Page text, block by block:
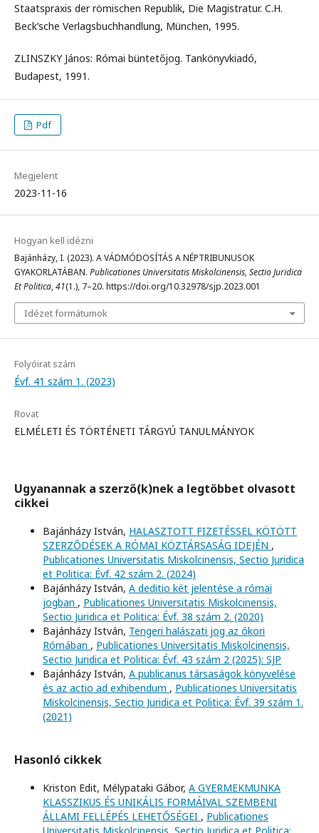
Staatspraxis der römischen Republik, Die Magistratur. C.H.
Beck’sche Verlagsbuchhandlung, München, 1995.
ZLINSZKY János: Római büntetőjog. Tankönyvkiadó,
Budapest, 1991.
Pdf
Megjelent
2023-11-16
Hogyan kell idézni
Bajánházy, I. (2023). A VÁDMÓDOSÍTÁS A NÉPTRIBUNUSOK
GYAKORLATÁBAN. Publicationes Universitatis Miskolcinensis, Sectio Juridica
Et Politica,41(1.), 7–20. https://doi.org/10.32978/sjp.2023.001
Idézet formátumok
Folyóirat szám
Évf. 41 szám 1. (2023)
Rovat
ELMÉLETI ÉS TÖRTÉNETI TÁRGYÚ TANULMÁNYOK
Ugyanannak a szerző(k)nek a legtöbbet olvasott
cikkei
Bajánházy István, HALASZTOTT FIZETÉSSEL KÖTÖTT
SZERZŐDÉSEK A RÓMAI KÖZTÁRSASÁG IDEJÉN ,
Publicationes Universitatis Miskolcinensis, Sectio Juridica
et Politica: Évf. 42 szám 2. (2024)
Bajánházy István, A deditio két jelentése a római
jogban , Publicationes Universitatis Miskolcinensis,
Sectio Juridica et Politica: Évf. 38 szám 2. (2020)
Bajánházy István, Tengeri halászati jog az ókori
Rómában , Publicationes Universitatis Miskolcinensis,
Sectio Juridica et Politica: Évf. 43 szám 2 (2025): SJP
Bajánházy István, A publicanus társaságok könyvelése
és az actio ad exhibendum , Publicationes Universitatis
Miskolcinensis, Sectio Juridica et Politica: Évf. 39 szám 1.
(2021)
Hasonló cikkek
Kriston Edit, Mélypataki Gábor, A GYERMEKMUNKA
KLASSZIKUS ÉS UNIKÁLIS FORMÁIVAL SZEMBENI
ÁLLAMI FELLÉPÉS LEHETŐSÉGEI , Publicationes